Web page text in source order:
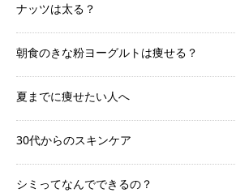
ナッツは太る？
朝食のきな粉ヨーグルトは痩せる？
夏までに痩せたい人へ
30代からのスキンケア
シミってなんでできるの？